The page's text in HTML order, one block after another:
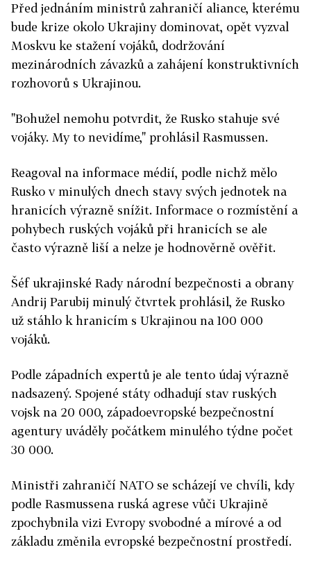
Před jednáním ministrů zahraničí aliance, kterému
bude krize okolo Ukrajiny dominovat, opět vyzval
Moskvu ke stažení vojáků, dodržování
mezinárodních závazků a zahájení konstruktivních
rozhovorů s Ukrajinou.
"Bohužel nemohu potvrdit, že Rusko stahuje své
vojáky. My to nevidíme," prohlásil Rasmussen.
Reagoval na informace médií, podle nichž mělo
Rusko v minulých dnech stavy svých jednotek na
hranicích výrazně snížit. Informace o rozmístění a
pohybech ruských vojáků při hranicích se ale
často výrazně liší a nelze je hodnověrně ověřit.
Šéf ukrajinské Rady národní bezpečnosti a obrany
Andrij Parubij minulý čtvrtek prohlásil, že Rusko
už stáhlo k hranicím s Ukrajinou na 100 000
vojáků.
Podle západních expertů je ale tento údaj výrazně
nadsazený. Spojené státy odhadují stav ruských
vojsk na 20 000, západoevropské bezpečnostní
agentury uváděly počátkem minulého týdne počet
30 000.
Ministři zahraničí NATO se scházejí ve chvíli, kdy
podle Rasmussena ruská agrese vůči Ukrajině
zpochybnila vizi Evropy svobodné a mírové a od
základu změnila evropské bezpečnostní prostředí.